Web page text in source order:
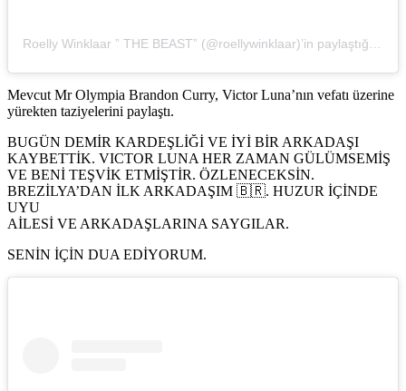
Roelly Winklaar ” THE BEAST” (@roellywinklaar)’in paylaştığı bir gönderi
Mevcut Mr Olympia Brandon Curry, Victor Luna’nın vefatı üzerine
yürekten taziyelerini paylaştı.
BUGÜN DEMİR KARDEŞLİĞİ VE İYİ BİR ARKADAŞI
KAYBETTİK. VICTOR LUNA HER ZAMAN GÜLÜMSEMİŞ
VE BENİ TEŞVİK ETMİŞTİR. ÖZLENECEKSİN.
BREZİLYA’DAN İLK ARKADAŞIM 🇧🇷. HUZUR İÇİNDE
UYU
AİLESİ VE ARKADAŞLARINA SAYGILAR.
SENİN İÇİN DUA EDİYORUM.